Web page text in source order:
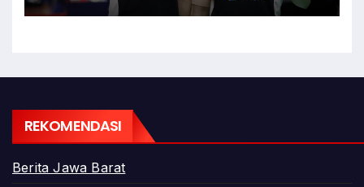
REKOMENDASI
Berita Jawa Barat